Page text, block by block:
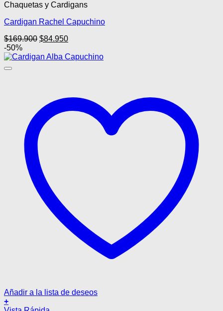
tiene
variantes.
opciones
se
pueden
elegir
Chaquetas y Cardigans
Cardigan Rachel Capuchino
$169.900 El
original
$84.950El
actual
-50%
Añadir a la lista de deseos
+